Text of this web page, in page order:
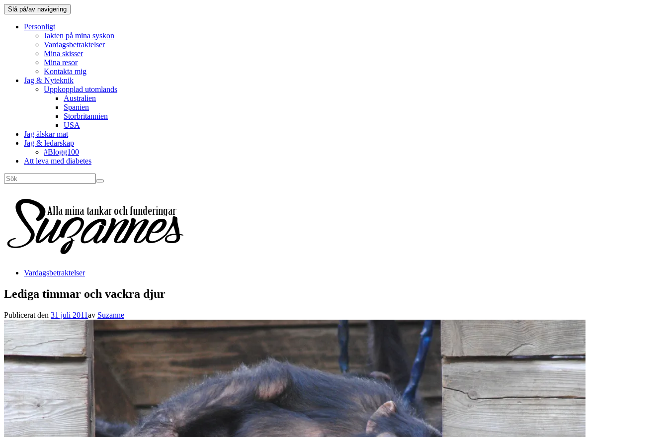
Slå på/av navigering
Personligt
Jakten på mina syskon
Vardagsbetraktelser
Mina skisser
Mina resor
Kontakta mig
Jag & Nyteknik
Uppkopplad utomlands
Australien
Spanien
Storbritannien
USA
Jag älskar mat
Jag & ledarskap
#Blogg100
Att leva med diabetes
Vardagsbetraktelser
Lediga timmar och vackra djur
Publicerat den 31 juli 2011av Suzanne